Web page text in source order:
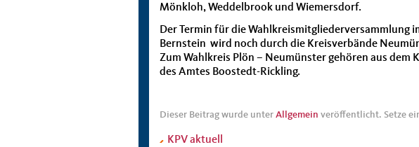
Mönkloh, Weddelbrook und Wiemersdorf.
Der Termin für die Wahlkreismitgliederversammlung
Bernstein wird noch durch die Kreisverbände
Zum Wahlkreis Plön – Neumünster gehören aus dem
des Amtes Boostedt-Rickling.
Dieser Beitrag wurde unter Allgemein veröffentlicht. Setze
KPV aktuell